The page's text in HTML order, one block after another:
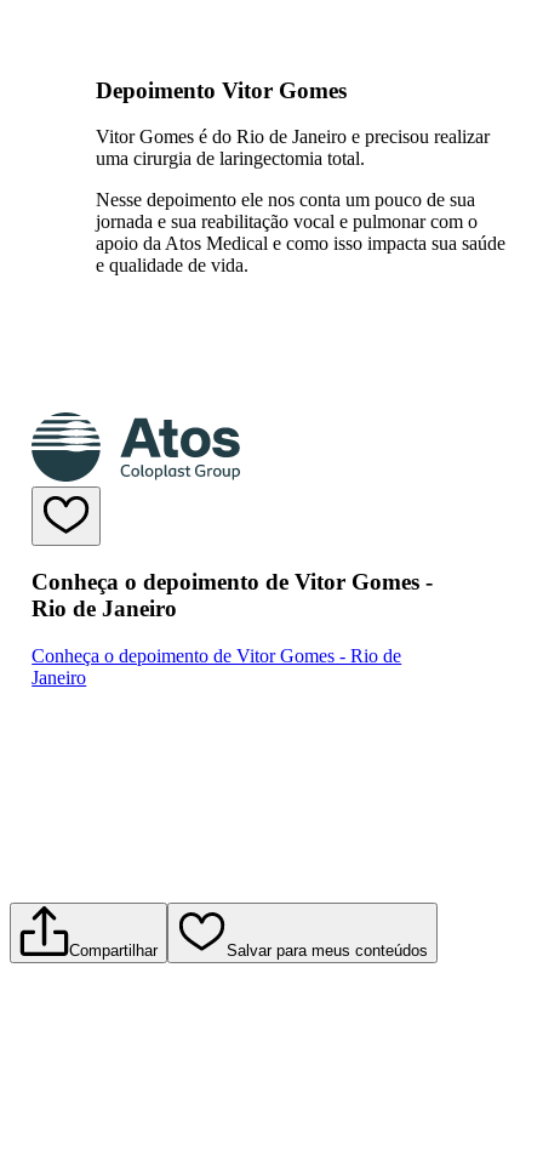
Depoimento Vitor Gomes
Vitor Gomes é do Rio de Janeiro e precisou realizar
uma cirurgia de laringectomia total.
Nesse depoimento ele nos conta um pouco de sua
jornada e sua reabilitação vocal e pulmonar com o
apoio da Atos Medical e como isso impacta sua saúde
e qualidade de vida.
Conheça o depoimento de Vitor Gomes -
Rio de Janeiro
Conheça o depoimento de Vitor Gomes - Rio de
Janeiro
Compartilhar Salvar para meus conteúdos